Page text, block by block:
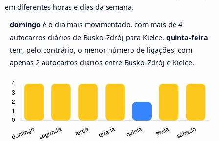
em diferentes horas e dias da semana.
domingo é o dia mais movimentado, com mais de 4
autocarros diários de Busko-Zdrój para Kielce. quinta-feira
tem, pelo contrário, o menor número de ligações, com
apenas 2 autocarros diários entre Busko-Zdrój e Kielce.